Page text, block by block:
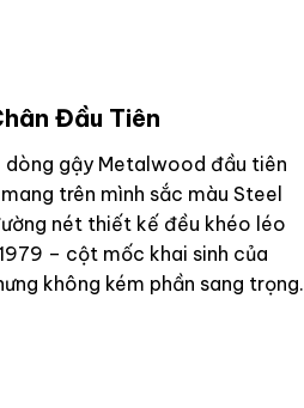
Đầu Tiên
dòng gậy Metalwood đầu tiên
trên mình sắc màu Steel
nét thiết kế đều khéo léo
– cột mốc khai sinh của
không kém phần sang trọng.